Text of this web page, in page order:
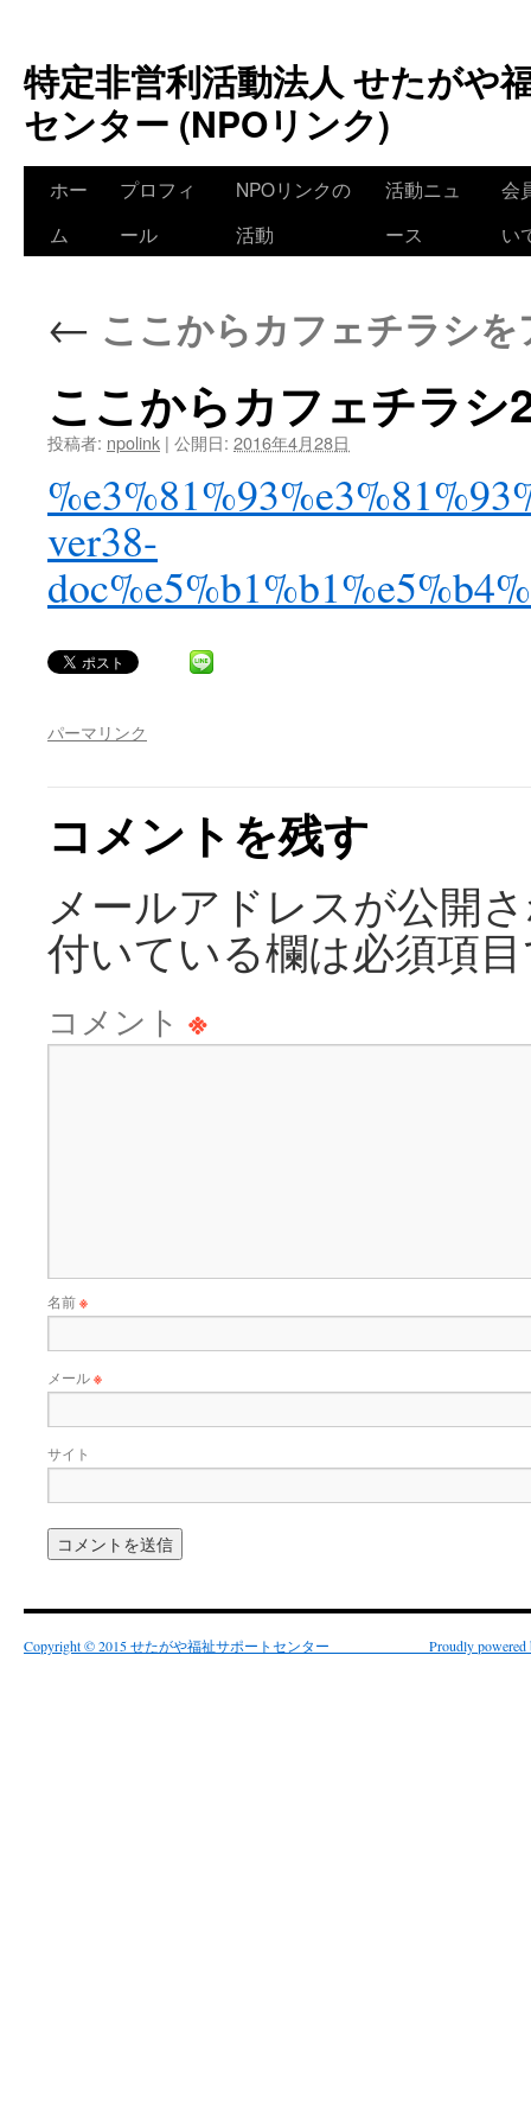
特定非営利活動法人 せたがや
センター (NPOリンク)
ホー
ム
プロフィ
ール
NPOリンクの
活動
活動ニュ
ース
会
い
← ここからカフェチラシ
ここからカフェチラ
投稿者: npolink | 公開日: 2016年4月28日
ver38-
パーマリンク
コメントを残す
メールアドレスが公開
付いている欄は必須項
コメント ※
名前※
メール※
サイト
Copyright © 2015 せたがや福祉サポートセンター Proudly powered by